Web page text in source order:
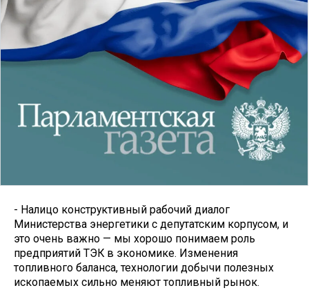
- Налицо конструктивный рабочий диалог
Министерства энергетики с депутатским корпусом, и
это очень важно — мы хорошо понимаем роль
предприятий ТЭК в экономике. Изменения
топливного баланса, технологии добычи полезных
ископаемых сильно меняют топливный рынок.